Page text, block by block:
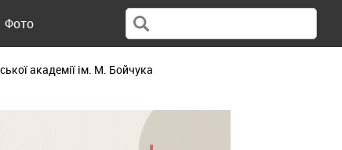
Фото
академії ім. М. Бойчука